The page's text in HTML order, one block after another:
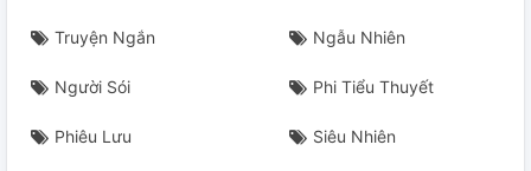
Truyện Ngắn Ngẫu Nhiên
Người Sói Phi Tiểu Thuyết
Phiêu Lưu Siêu Nhiên